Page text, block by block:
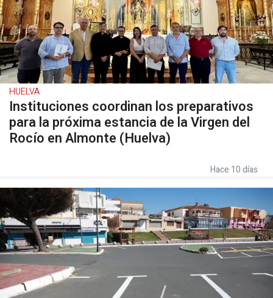
HUELVA
Instituciones coordinan los preparativos
para la próxima estancia de la Virgen del
Rocío en Almonte (Huelva)
Hace 10 días